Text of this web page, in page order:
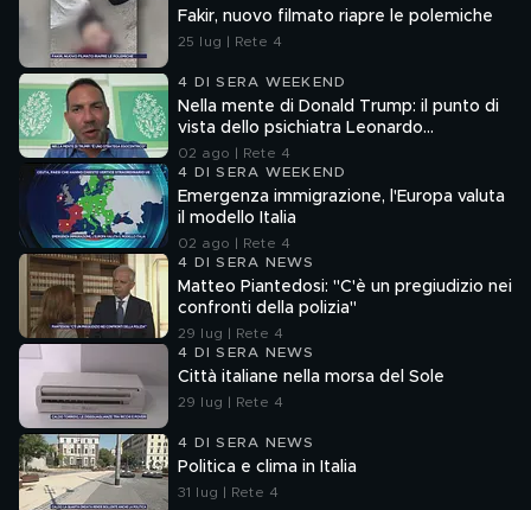
Fakir, nuovo filmato riapre le polemiche
25 lug | Rete 4
4 DI SERA WEEKEND
Nella mente di Donald Trump: il punto di
vista dello psichiatra Leonardo
Mendolicchio
02 ago | Rete 4
4 DI SERA WEEKEND
Emergenza immigrazione, l'Europa valuta
il modello Italia
02 ago | Rete 4
4 DI SERA NEWS
Matteo Piantedosi: "C'è un pregiudizio nei
confronti della polizia"
29 lug | Rete 4
4 DI SERA NEWS
Città italiane nella morsa del Sole
29 lug | Rete 4
4 DI SERA NEWS
Politica e clima in Italia
31 lug | Rete 4